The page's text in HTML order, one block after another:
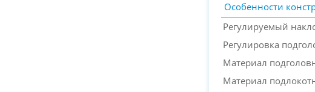
Особенности
Регулируемый
Регулировка
Материал
Материал